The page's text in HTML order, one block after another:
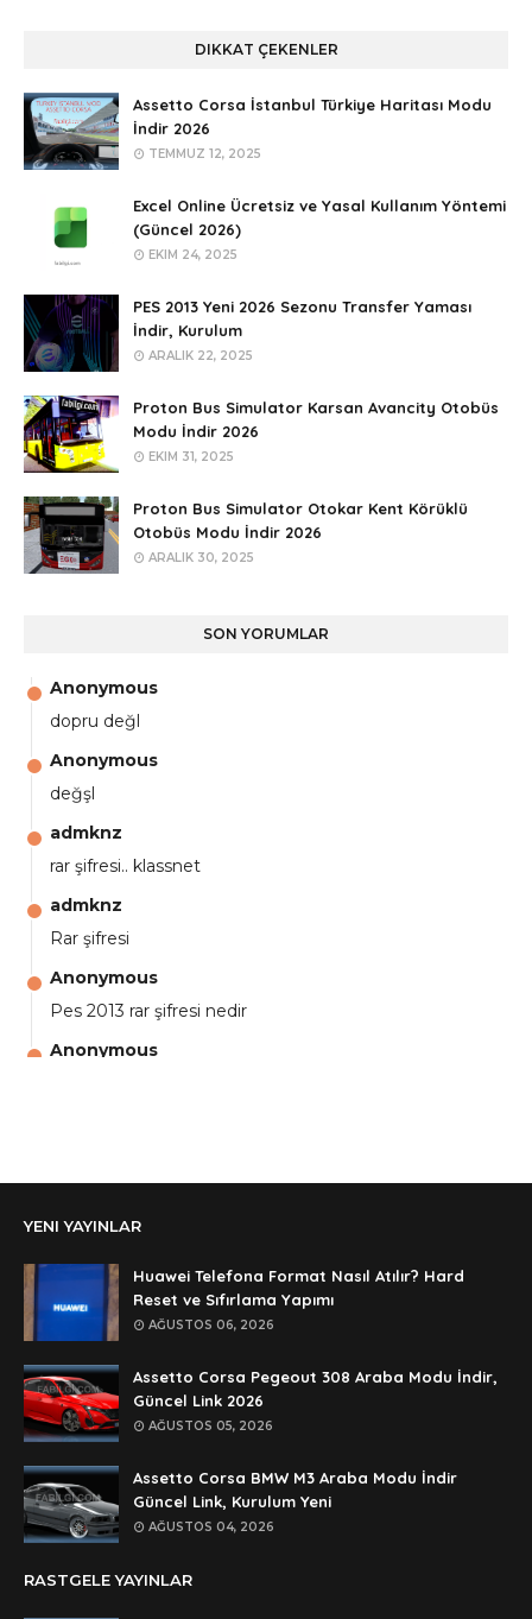
DIKKAT ÇEKENLER
Assetto Corsa İstanbul Türkiye Haritası Modu
İndir 2026
TEMMUZ 12, 2025
Excel Online Ücretsiz ve Yasal Kullanım Yöntemi
(Güncel 2026)
EKIM 24, 2025
PES 2013 Yeni 2026 Sezonu Transfer Yaması
İndir, Kurulum
ARALIK 22, 2025
Proton Bus Simulator Karsan Avancity Otobüs
Modu İndir 2026
EKIM 31, 2025
Proton Bus Simulator Otokar Kent Körüklü
Otobüs Modu İndir 2026
ARALIK 30, 2025
SON YORUMLAR
Anonymous
dopru değl
Anonymous
değşl
admknz
rar şifresi.. klassnet
admknz
Rar şifresi
Anonymous
Pes 2013 rar şifresi nedir
Anonymous
şifre ?
Anonymous
şifre ögrenebilirmiyim
Anonymous
🥰🥰🥰
Anonymous
dedezıplatan31 beğend👌
Anonymous
rar dosyasının şifresi nedir
YENI YAYINLAR
Huawei Telefona Format Nasıl Atılır? Hard
Reset ve Sıfırlama Yapımı
AĞUSTOS 06, 2026
Assetto Corsa Pegeout 308 Araba Modu İndir,
Güncel Link 2026
AĞUSTOS 05, 2026
Assetto Corsa BMW M3 Araba Modu İndir
Güncel Link, Kurulum Yeni
AĞUSTOS 04, 2026
RASTGELE YAYINLAR